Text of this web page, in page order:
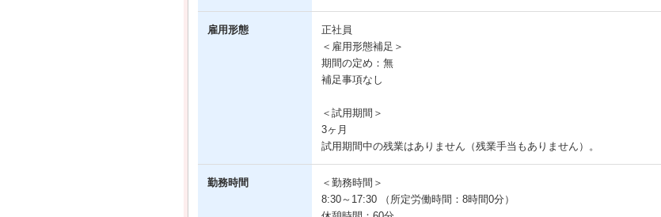
雇用形態
正社員
＜雇用形態補足＞
期間の定め：無
補足事項なし
＜試用期間＞
3ヶ月
試用期間中の残業はありません（残業手当もありません）。
勤務時間
＜勤務時間＞
8:30～17:30 （所定労働時間：8時間0分）